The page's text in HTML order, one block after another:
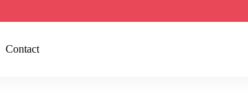
Contact